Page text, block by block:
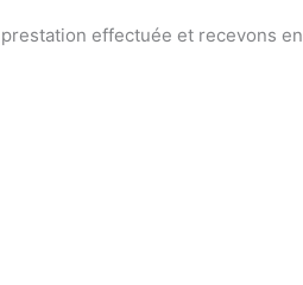
effectuée et recevons en